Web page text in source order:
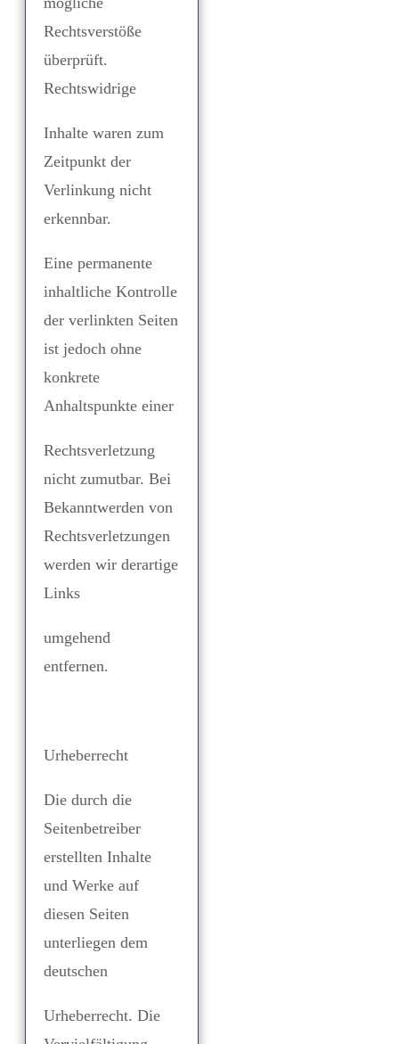
Rechtsverstöße
überprüft.
Rechtswidrige
Inhalte waren zum
Zeitpunkt der
Verlinkung nicht
erkennbar.
Eine permanente
inhaltliche Kontrolle
der verlinkten Seiten
ist jedoch ohne
konkrete
Anhaltspunkte einer
Rechtsverletzung
nicht zumutbar. Bei
Bekanntwerden von
Rechtsverletzungen
werden wir derartige
Links
umgehend
entfernen.
Urheberrecht
Die durch die
Seitenbetreiber
erstellten Inhalte
und Werke auf
diesen Seiten
unterliegen dem
deutschen
Urheberrecht. Die